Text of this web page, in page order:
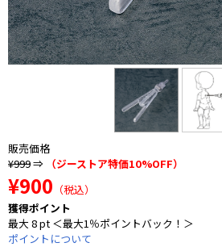
販売価格
¥999⇒ （ジーストア特価10%OFF）
¥900 （税込）
獲得ポイント
最大 8 pt ＜最大1％ポイントバック！＞
ポイントについて